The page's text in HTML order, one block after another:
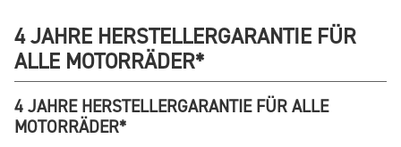
4 JAHRE HERSTELLERGARANTIE FÜR
ALLE MOTORRÄDER*
4 JAHRE HERSTELLERGARANTIE FÜR ALLE
MOTORRÄDER*